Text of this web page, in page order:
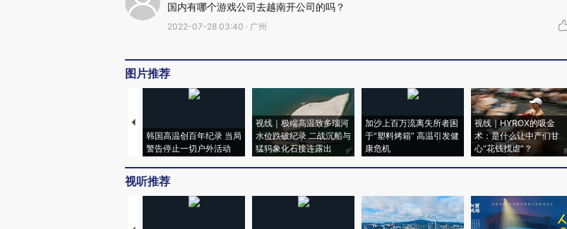
国内有哪个游戏公司去越南开公司的吗？
2022-07-28 03:40 · 广州
图片推荐
韩国高温创百年纪录 当局
警告停止一切户外活动
视线｜极端高温致多瑙河
水位跌破纪录 二战沉船与
猛犸象化石接连露出
加沙上百万流离失所者困
于“塑料烤箱” 高温引发健
康危机
视线｜HYROX的吸金
术：是什么让中产们甘
心“花钱找虐”？
视听推荐